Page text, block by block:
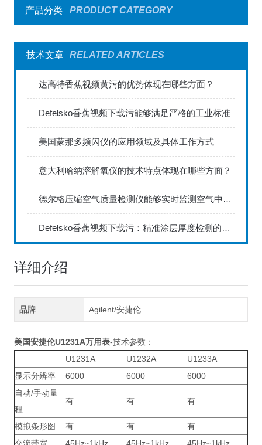
产品分类 PRODUCT CATEGORY
技术文章 RELATED ARTICLES
达高特香蕉视频黄污的优势体现在哪些方面？
Defelsko香蕉视频下载污能够满足严格的工业标准
美国蒙那多频闪仪的应用领域及具体工作方式
意大利哈纳溶解氧仪的技术特点体现在哪些方面？
德尔格压缩空气质量检测仪能够实时监测空气中的污染物浓度
Defelsko香蕉视频下载污：精准涂层厚度检测的利器
详细介绍
品牌 Agilent/安捷伦
美国安捷伦U1231A万用表-技术参数：
U1231A
U1232A
U1233A
显示分辨率
6000 6000
6000
自动/手动量
程
有 有 有
模拟条形图 有 有
有